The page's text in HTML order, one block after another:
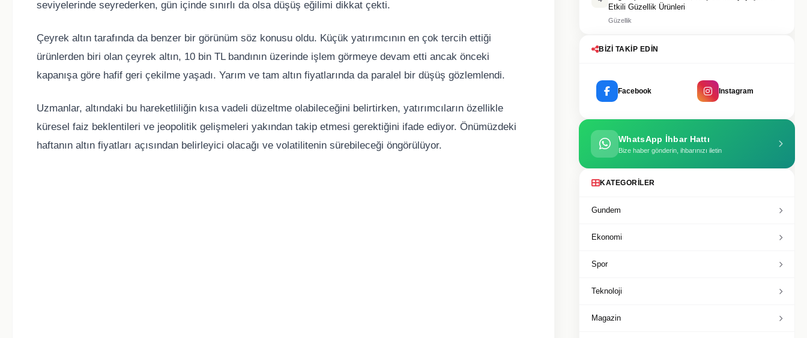
seviyelerinde seyrederken, gün içinde sınırlı da olsa düşüş eğilimi dikkat çekti.
Çeyrek altın tarafında da benzer bir görünüm söz konusu oldu. Küçük yatırımcının en çok tercih ettiği
ürünlerden biri olan çeyrek altın, 10 bin TL bandının üzerinde işlem görmeye devam etti ancak önceki
kapanışa göre hafif geri çekilme yaşadı. Yarım ve tam altın fiyatlarında da paralel bir düşüş gözlemlendi.
Uzmanlar, altındaki bu hareketliliğin kısa vadeli düzeltme olabileceğini belirtirken, yatırımcıların özellikle
küresel faiz beklentileri ve jeopolitik gelişmeleri yakından takip etmesi gerektiğini ifade ediyor. Önümüzdeki
haftanın altın fiyatları açısından belirleyici olacağı ve volatilitenin sürebileceği öngörülüyor.
Etkili Güzellik Ürünleri
Güzellik
BIZI TAKIP EDIN
Facebook Instagram
WhatsApp İhbar Hattı
Bize haber gönderin, ihbarınızı iletin
KATEGORILER
Gundem
Ekonomi
Spor
Teknoloji
Magazin